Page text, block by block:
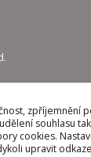
zpříjemnění
souhlasu
cookies.
upravit